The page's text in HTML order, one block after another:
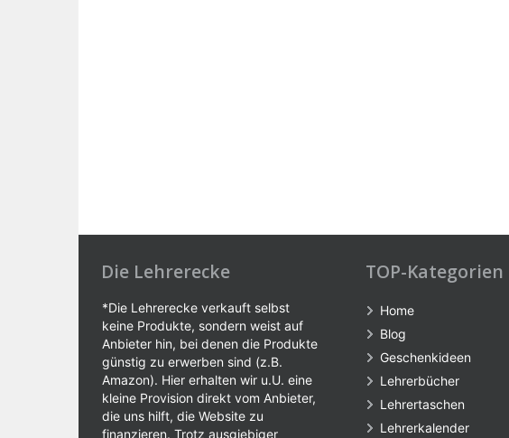
Die Lehrerecke
*Die Lehrerecke verkauft selbst
keine Produkte, sondern weist auf
Anbieter hin, bei denen die Produkte
günstig zu erwerben sind (z.B.
Amazon). Hier erhalten wir u.U. eine
kleine Provision direkt vom Anbieter,
die uns hilft, die Website zu
finanzieren. Trotz ausgiebiger
TOP-Kategorien
Home
Blog
Geschenkideen
Lehrerbücher
Lehrertaschen
Lehrerkalender